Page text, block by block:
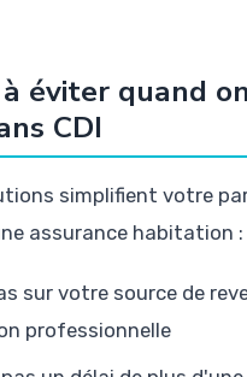
éviter quand
CDI
simplifient votre
assurance habitation :
sur votre source de
professionnelle